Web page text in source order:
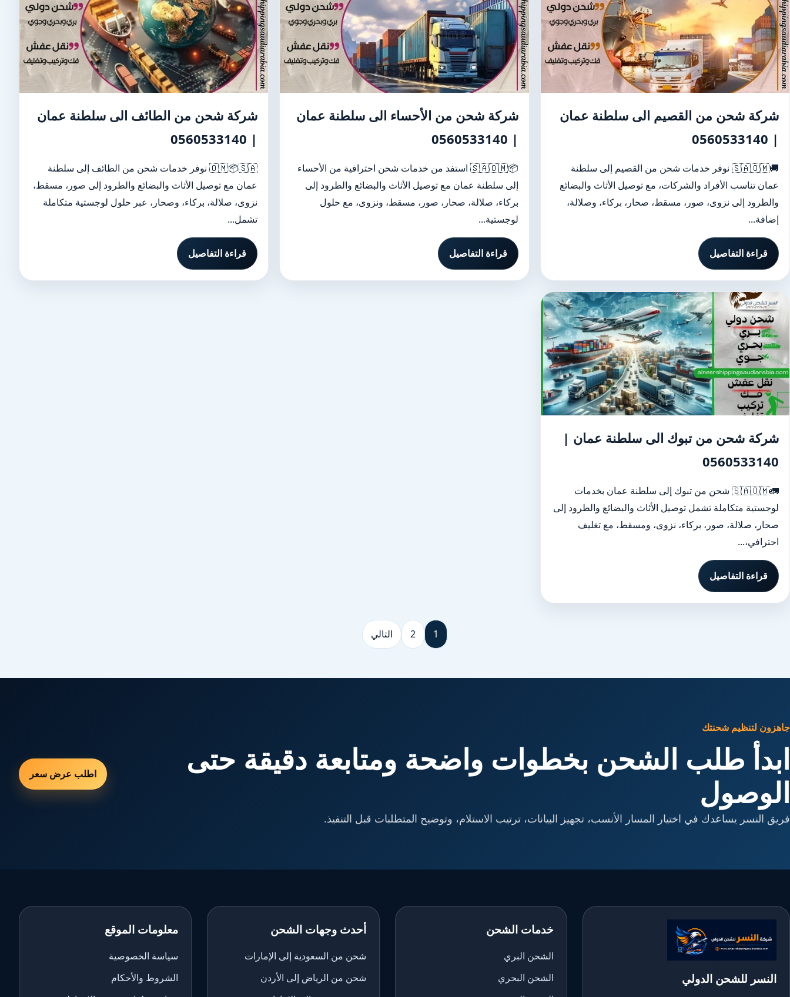
شركة شحن من القصيم الى سلطنة عمان
| 0560533140
🚚🇸🇦🇴🇲 نوفر خدمات شحن من القصيم إلى سلطنة
عمان تناسب الأفراد والشركات، مع توصيل الأثاث والبضائع
والطرود إلى نزوى، صور، مسقط، صحار، بركاء، وصلالة،
إضافة...
قراءة التفاصيل
شركة شحن من الأحساء الى سلطنة عمان
| 0560533140
📦🇸🇦🇴🇲 استفد من خدمات شحن احترافية من الأحساء
إلى سلطنة عمان مع توصيل الأثاث والبضائع والطرود إلى
بركاء، صلالة، صحار، صور، مسقط، ونزوى، مع حلول
لوجستية...
قراءة التفاصيل
شركة شحن من الطائف الى سلطنة عمان
| 0560533140
🇴🇲📦🇸🇦 نوفر خدمات شحن من الطائف إلى سلطنة
عمان مع توصيل الأثاث والبضائع والطرود إلى صور، مسقط،
نزوى، صلالة، بركاء، وصحار، عبر حلول لوجستية متكاملة
تشمل...
قراءة التفاصيل
شركة شحن من تبوك الى سلطنة عمان |
0560533140
🚛🇸🇦🇴🇲 شحن من تبوك إلى سلطنة عمان بخدمات
لوجستية متكاملة تشمل توصيل الأثاث والبضائع والطرود إلى
صحار، صلالة، صور، بركاء، نزوى، ومسقط، مع تغليف
احترافي،...
قراءة التفاصيل
1
2 التالي
جاهزون لتنظيم شحنتك
ابدأ طلب الشحن بخطوات واضحة ومتابعة دقيقة حتى
الوصول
فريق النسر يساعدك في اختيار المسار الأنسب، تجهيز البيانات، ترتيب الاستلام، وتوضيح المتطلبات قبل التنفيذ.
اطلب عرض سعر
النسر للشحن الدولي
خدمات الشحن
الشحن البري
الشحن البحري
أحدث وجهات الشحن
شحن من السعودية إلى الإمارات
شحن من الرياض إلى الأردن
معلومات الموقع
سياسة الخصوصية
الشروط والأحكام